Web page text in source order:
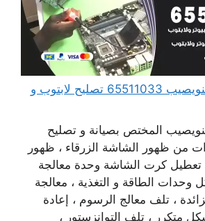
مهندس كمبيوتر النويصيب 65511033 تصليح لابتوب و
المختص بصيانة و تصليح
من ظهور الشاشة الزرقاء ، ظهور
تعطيل كرت الشاشة وحدة معالجة
وحدات الطاقة و التغذية ، معالجة
، تلف معالج الرسوم ، إعادة
متكرر ، تلف التوانزستور ،